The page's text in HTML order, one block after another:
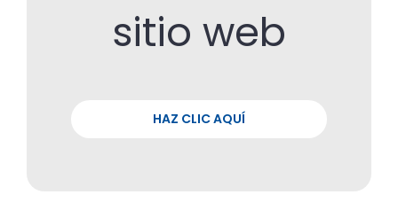
sitio web
HAZ CLIC AQUÍ